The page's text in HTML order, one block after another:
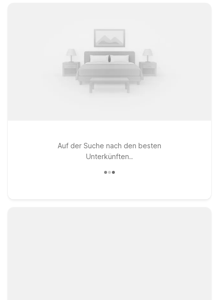
Auf der Suche nach den besten
Unterkünften..